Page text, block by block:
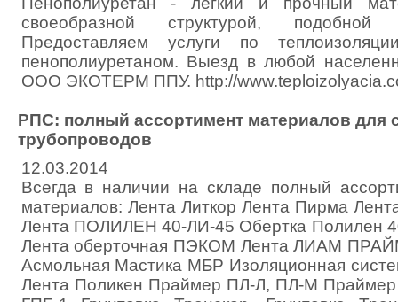
своеобразной структурой,
Предоставляем услуги по
пенополиуретаном. Выезд в любой
ООО ЭКОТЕРМ ППУ. http://
РПС: полный ассортимент материалов для
трубопроводов
12.03.2014
Всегда в наличии на складе полный
материалов: Лента Литкор Лента Пирма
Лента ПОЛИЛЕН 40-ЛИ-45 Обертка Полилен
Лента оберточная ПЭКОМ Лента ЛИАМ
Асмольная Мастика МБР Изоляционная
Лента Поликен Праймер ПЛ-Л, ПЛ-М Праймер